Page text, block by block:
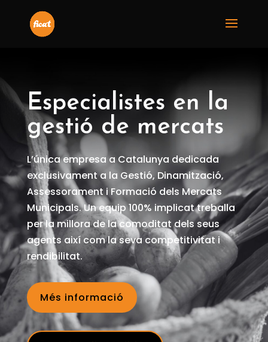
Especialistes en la
gestió de mercats
L’única empresa a Catalunya dedicada
exclusivament a la Gestió, Dinamització,
Assessorament i Formació dels Mercats
Municipals. Un equip 100% implicat treballa
per la millora de la comoditat dels seus
agents així com la seva competitivitat i
rendibilitat.
Més informació